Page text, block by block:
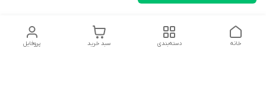
پروفایل سبد خرید دسته‌بندی خانه